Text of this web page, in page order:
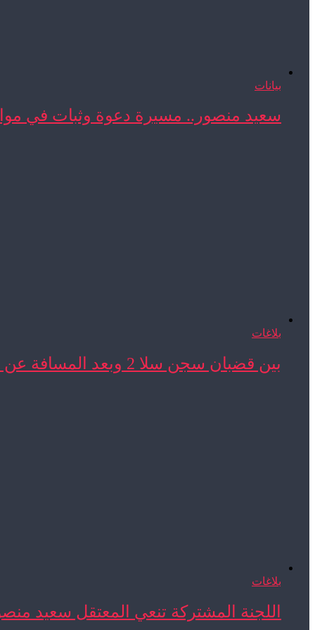
بيانات
سعيد منصور.. مسيرة دعوة وثبات في
بلاغات
بين قضبان سجن سلا 2 وبعد المسافة عن ...
بلاغات
اللجنة المشتركة تنعي المعتقل سعيد